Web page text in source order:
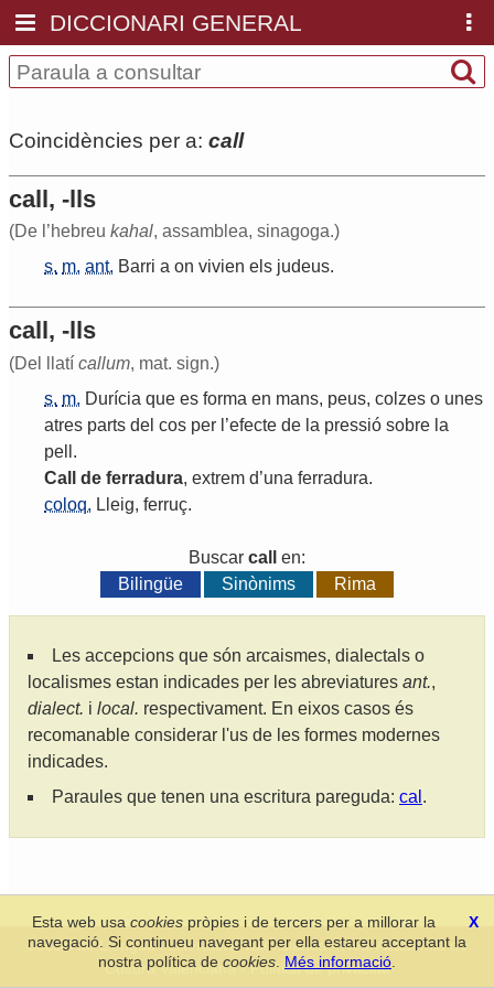
DICCIONARI GENERAL
Coincidències per a: call
call, -lls
(De l’hebreu kahal, assamblea, sinagoga.)
s. m. ant. Barri a on vivien els judeus.
call, -lls
(Del llatí callum, mat. sign.)
s. m. Durícia que es forma en mans, peus, colzes o unes
atres parts del cos per ’efecte de la pressió sobre la
pell .
Call
de ferradura, extrem d’una ferradura.
coloq. Lleig, ferruç.
Buscar call
en:
Bilingüe
Sinònims Rima
Les accepcions que són arcaismes, dialectals o
localismes estan indicades per les abreviatures ant.,
dialect. i local. respectivament. En eixos casos és
recomanable considerar l'us de les formes modernes
indicades.
Paraules que tenen una escritura pareguda: cal .
Secció de Llengua i Lliteratura Valencianes-Real Acadèmia de
Cultura Valenciana-Política de privacitat
X
Esta web usacookies pròpies i de tercers per a millorar la
navegació. Si continueu navegant per ella estareu acceptant la
nostra política de cookies Més informació